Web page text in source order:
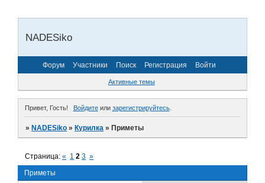
NADESiko
Форум Участники Поиск Регистрация Войти
Активные темы
Привет, Гость! Войдитеили зарегистрируйтесь.
»NADESiko »Курилка »Приметы
Приметы
Страница:« 1 2 3 »